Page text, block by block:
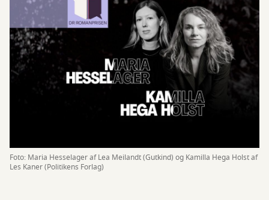
Foto: Maria Hesselager af Lea Meilandt (Gutkind) og Kamilla Hega Holst af
Les Kaner (Politikens Forlag)